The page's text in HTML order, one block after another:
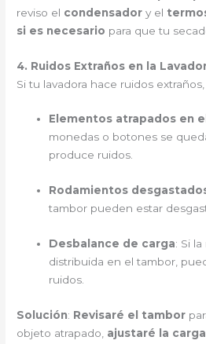
reviso el condensador y el
si es necesario para que tu
4. Ruidos Extraños en la
Si tu lavadora hace ruidos
Elementos atrapados en
monedas o botones se
produce ruidos.
Rodamientos
tambor pueden estar
Desbalance de carga: Si
distribuida en el tambor,
ruidos.
Solución: Revisaré el tambor
objeto atrapado, ajustaré la carga